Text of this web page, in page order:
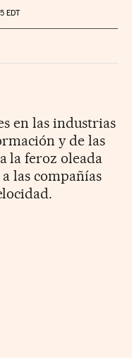
EDT
en las industrias
y de las
la feroz oleada
las compañías